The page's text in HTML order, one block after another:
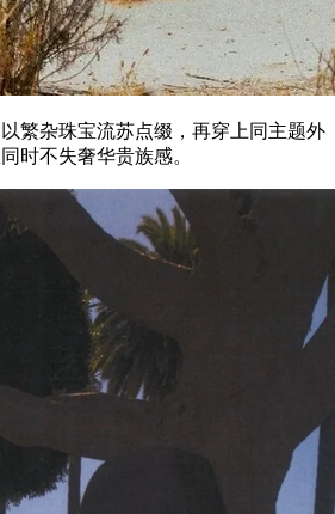
杂珠宝流苏点缀，再穿上同主题外
时不失奢华贵族感。